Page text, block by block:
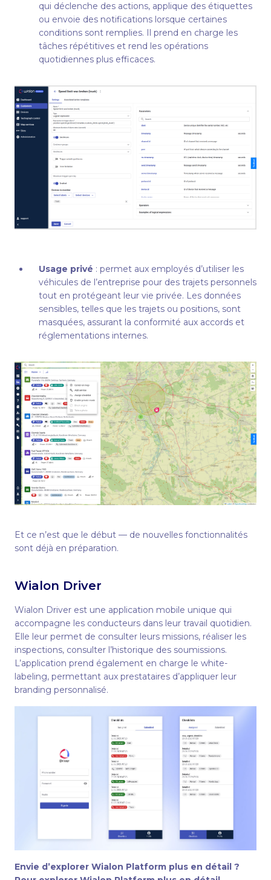
qui déclenche des actions, applique des étiquettes
ou envoie des notifications lorsque certaines
conditions sont remplies. Il prend en charge les
tâches répétitives et rend les opérations
quotidiennes plus efficaces.
Usage privé : permet aux employés d’utiliser les
véhicules de l’entreprise pour des trajets personnels
tout en protégeant leur vie privée. Les données
sensibles, telles que les trajets ou positions, sont
masquées, assurant la conformité aux accords et
réglementations internes.
Et ce n’est que le début — de nouvelles fonctionnalités
sont déjà en préparation.
Wialon Driver
Wialon Driver est une application mobile unique qui
accompagne les conducteurs dans leur travail quotidien.
Elle leur permet de consulter leurs missions, réaliser les
inspections, consulter l’historique des soumissions.
L’application prend également en charge le white-
labeling, permettant aux prestataires d’appliquer leur
branding personnalisé.
Envie d’explorer Wialon Platform plus en détail ?